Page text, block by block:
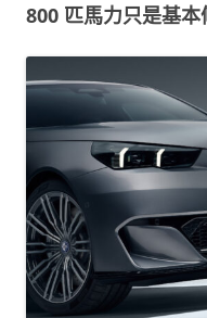
800 匹馬力只是基本